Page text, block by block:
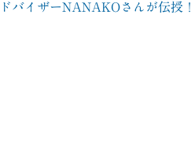
バイザーNANAKOさんが伝授